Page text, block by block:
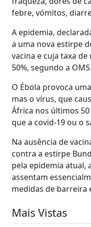
febre, vómitos,
A epidemia,
a uma nova estirpe
vacina e cuja taxa
50%, segundo a OMS.
O Ébola provoca
mas o vírus, que
África nos últimos
que a covid-19 ou o
Na ausência de
contra a estirpe
pela epidemia atual,
assentam
medidas de barreira
Mais Vistas